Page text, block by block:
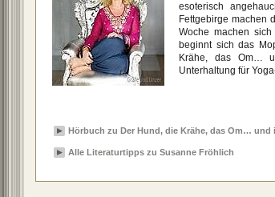
esoterisch
Fettgebirge machen
Woche machen
beginnt sich das
Krähe, das Om…
Unterhaltung für
Hörbuch zu Der Hund, die Krähe, das Om… und
Alle Literaturtipps zu Susanne Fröhlich